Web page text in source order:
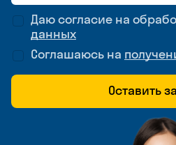
Даю согласие на
данных
Соглашаюсь на
Оставить